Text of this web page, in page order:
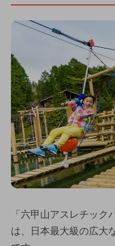
「六甲山アスレチック
は、日本最大級の広大